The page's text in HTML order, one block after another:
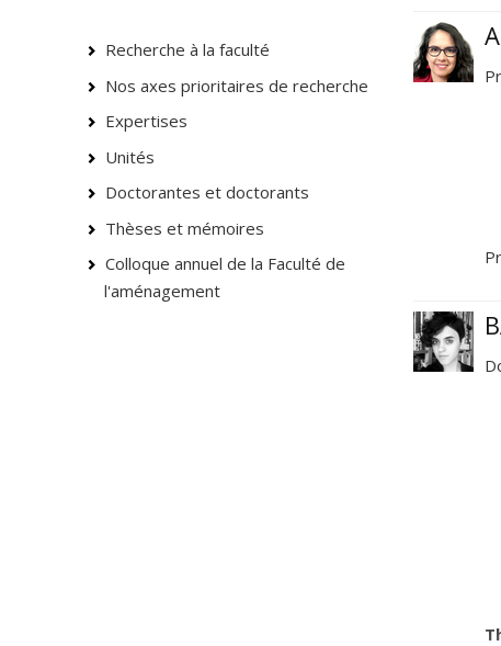
Recherche à la faculté
Nos axes prioritaires de recherche
Expertises
Unités
Doctorantes et doctorants
Thèses et mémoires
Colloque annuel de la Faculté de
l'aménagement